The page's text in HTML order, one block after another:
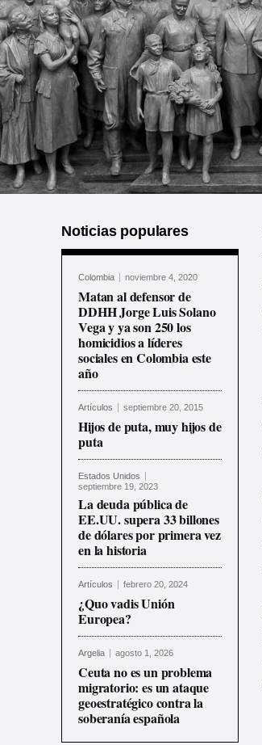
Noticias populares
Colombia noviembre 4, 2020
Matan al defensor de
DDHH Jorge Luis Solano
Vega y ya son 250 los
homicidios a líderes
sociales en Colombia este
año
Artículos septiembre 20, 2015
Hijos de puta, muy hijos de
puta
Estados Unidos
septiembre 19, 2023
La deuda pública de
EE.UU. supera 33 billones
de dólares por primera vez
en la historia
Artículos febrero 20, 2024
¿Quo vadis Unión
Europea?
Argelia agosto 1, 2026
Ceuta no es un problema
migratorio: es un ataque
geoestratégico contra la
soberanía española